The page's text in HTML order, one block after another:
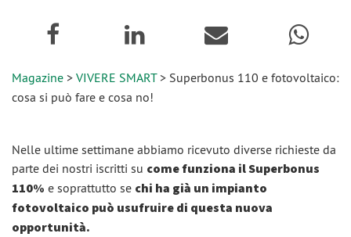
Magazine > VIVERE SMART > Superbonus 110 e fotovoltaico:
cosa si può fare e cosa no!
Nelle ultime settimane abbiamo ricevuto diverse richieste da
parte dei nostri iscritti su come funziona il Superbonus
110% e soprattutto se chi ha già un impianto
fotovoltaico può usufruire di questa nuova
opportunità.